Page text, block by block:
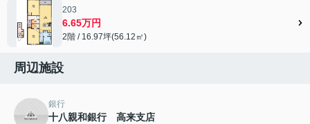
203
6.65万円
2階 / 16.97坪(56.12㎡)
周辺施設
銀行
十八親和銀行 高来支店